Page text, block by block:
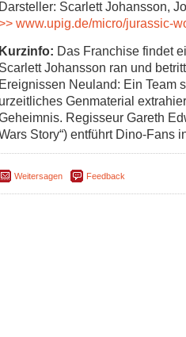
Darsteller: Scarlett Johansson,
www.upig.de/micro/jurassic-
Kurzinfo: Das Franchise findet
Scarlett Johansson ran und
Ereignissen Neuland: Ein Team
urzeitliches Genmaterial
Regisseur Gareth
Story“) entführt Dino-Fans
Weitersagen Feedback